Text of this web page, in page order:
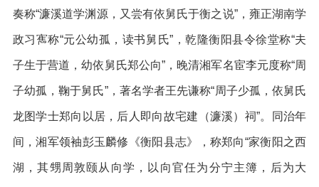
奏称“濂溪道学渊源，又尝有依舅氏于衡之说”，雍正湖南学
政习寯称“元公幼孤，读书舅氏”，乾隆衡阳县令徐堂称“夫
子生于营道，幼依舅氏郑公向”，晚清湘军名宦李元度称“周
子幼孤，鞠于舅氏”，著名学者王先谦称“周子少孤，依舅氏
龙图学士郑向以居，后人即向故宅建（濂溪）祠”。同治年
间，湘军领袖彭玉麟修《衡阳县志》，称郑向“家衡阳之西
湖，其甥周敦颐从向学，以向官任为分宁主簿，后为大